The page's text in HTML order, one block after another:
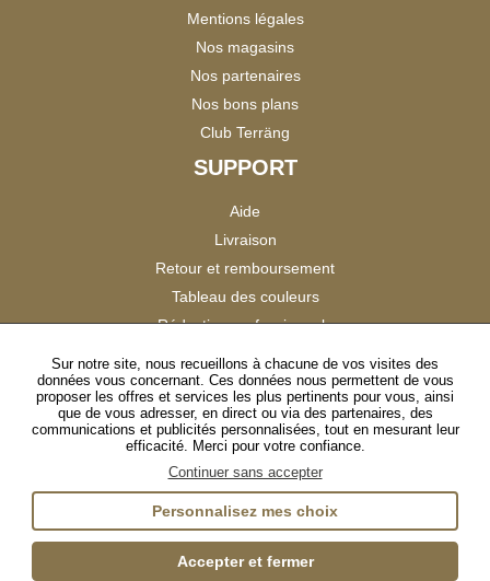
Mentions légales
Nos magasins
Nos partenaires
Nos bons plans
Club Terräng
SUPPORT
Aide
Livraison
Retour et remboursement
Tableau des couleurs
Réduction professionnels
Satisfaction Clients
SUIVEZ-NOUS
InstagramTikTokFacebookYouTubeLinkedIn
Gestion des cookies
Sur notre site, nous recueillons à chacune de vos visites des
données vous concernant. Ces données nous permettent de vous
proposer les offres et services les plus pertinents pour vous, ainsi
que de vous adresser, en direct ou via des partenaires, des
communications et publicités personnalisées, tout en mesurant leur
efficacité. Merci pour votre confiance.
Continuer sans accepter
Personnalisez mes choix
Accepter et fermer